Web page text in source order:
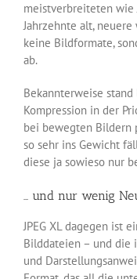
meistverbreiteten wie
Jahrzehnte alt, neuere
keine Bildformate,
ab.
Bekannterweise
Kompression in der
bei bewegten Bildern
so sehr ins Gewicht
diese ja sowieso nur
… und nur wenig
JPEG XL dagegen ist
Bilddateien – und die
und